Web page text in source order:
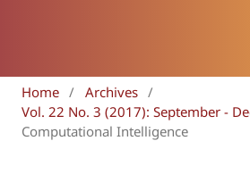
Home / Archives /
Vol. 22 No. 3 (2017): September -
Computational Intelligence